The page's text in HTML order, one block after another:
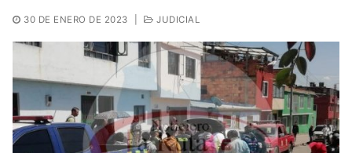
30 DE ENERO DE 2023 JUDICIAL